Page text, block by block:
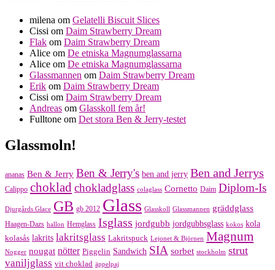
milena om Gelatelli Biscuit Slices
Cissi om Daim Strawberry Dream
Flak om Daim Strawberry Dream
Alice om De etniska Magnumglassarna
Alice om De etniska Magnumglassarna
Glassmannen om Daim Strawberry Dream
Erik om Daim Strawberry Dream
Cissi om Daim Strawberry Dream
Andreas om Glasskoll fem år!
Fulltone om Det stora Ben & Jerry-testet
Glassmoln!
ananas Ben & Jerry Ben & Jerry's ben and jerry Ben and Jerrys
Calippo choklad chokladglass colaglass Cornetto Daim Diplom-Is
Djurgårds Glace GB gb 2012 Glass Glasskoll Glassmannen gräddglass
Haagen-Dazs hallon Hemglass Isglass jordgubb jordgubbsglass kokos kola
kolasås lakrits lakritsglass Lakritspuck Lejonet & Björnen Magnum
Nogger nougat nötter Piggelin Sandwich SIA sorbet stockholm strut
vaniljglass vit choklad äppelpaj